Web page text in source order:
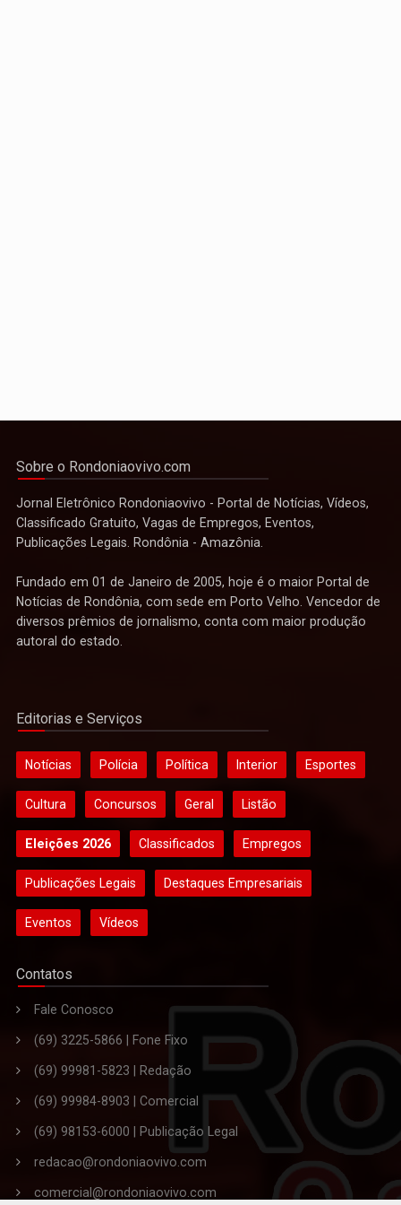
Sobre o Rondoniaovivo.com
Jornal Eletrônico Rondoniaovivo - Portal de Notícias, Vídeos,
Classificado Gratuito, Vagas de Empregos, Eventos,
Publicações Legais. Rondônia - Amazônia.
Fundado em 01 de Janeiro de 2005, hoje é o maior Portal de
Notícias de Rondônia, com sede em Porto Velho. Vencedor de
diversos prêmios de jornalismo, conta com maior produção
autoral do estado.
Editorias e Serviços
Notícias Polícia Política Interior Esportes
Cultura Concursos Geral Listão
Eleições 2026 Classificados Empregos
Publicações Legais Destaques Empresariais
Eventos Vídeos
Contatos
Fale Conosco
(69) 3225-5866 | Fone Fixo
(69) 99981-5823 | Redação
(69) 99984-8903 | Comercial
(69) 98153-6000 | Publicação Legal
redacao@rondoniaovivo.com
comercial@rondoniaovivo.com